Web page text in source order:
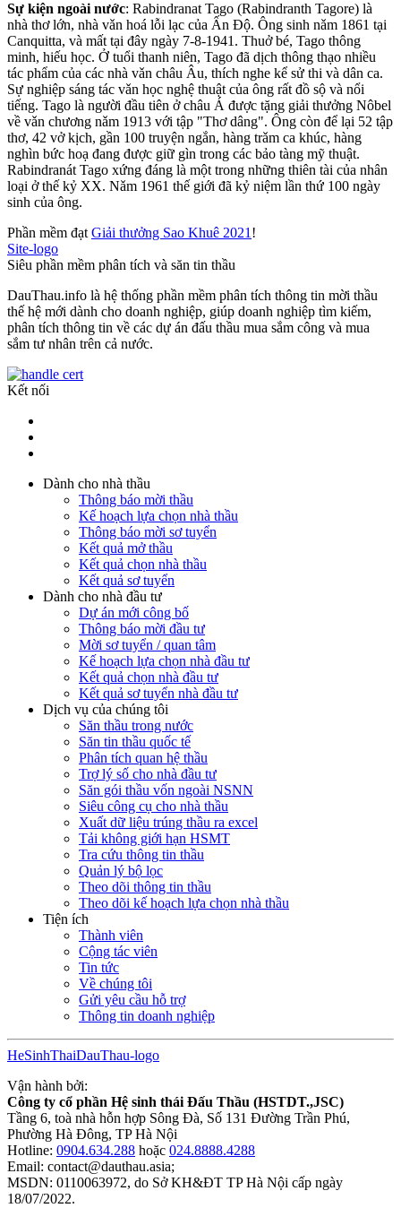
Sự kiện ngoài nước: Rabindranat Tago (Rabindranth Tagore) là
nhà thơ lớn, nhà vǎn hoá lỗi lạc của Ấn Độ. Ông sinh nǎm 1861 tại
Canquitta, và mất tại đây ngày 7-8-1941. Thuở bé, Tago thông
minh, hiếu học. Ở tuổi thanh niên, Tago đã dịch thông thạo nhiều
tác phẩm của các nhà vǎn châu Âu, thích nghe kể sử thi và dân ca.
Sự nghiệp sáng tác vǎn học nghệ thuật của ông rất đồ sộ và nổi
tiếng. Tago là người đầu tiên ở châu Á được tặng giải thưởng Nôbel
về vǎn chương nǎm 1913 với tập "Thơ dâng". Ông còn để lại 52 tập
thơ, 42 vở kịch, gần 100 truyện ngắn, hàng trǎm ca khúc, hàng
nghìn bức hoạ đang được giữ gìn trong các bảo tàng mỹ thuật.
Rabindranát Tago xứng đáng là một trong những thiên tài của nhân
loại ở thế kỷ XX. Nǎm 1961 thế giới đã kỷ niệm lần thứ 100 ngày
sinh của ông.
Phần mềm đạt Giải thưởng Sao Khuê 2021 !
Site-logo
Siêu phần mềm phân tích và săn tin thầu
DauThau.info là hệ thống phần mềm phân tích thông tin mời thầu
thế hệ mới dành cho doanh nghiệp, giúp doanh nghiệp tìm kiếm,
phân tích thông tin về các dự án đấu thầu mua sắm công và mua
sắm tư nhân trên cả nước.
Kết nối
Dành cho nhà thầu
Thông báo mời thầu
Kế hoạch lựa chọn nhà thầu
Thông báo mời sơ tuyển
Kết quả mở thầu
Kết quả chọn nhà thầu
Kết quả sơ tuyển
Dành cho nhà đầu tư
Dự án mới công bố
Thông báo mời đầu tư
Mời sơ tuyển / quan tâm
Kế hoạch lựa chọn nhà đầu tư
Kết quả chọn nhà đầu tư
Kết quả sơ tuyển nhà đầu tư
Dịch vụ của chúng tôi
Săn thầu trong nước
Săn tin thầu quốc tế
Phân tích quan hệ thầu
Trợ lý số cho nhà đầu tư
Săn gói thầu vốn ngoài NSNN
Siêu công cụ cho nhà thầu
Xuất dữ liệu trúng thầu ra excel
Tải không giới hạn HSMT
Tra cứu thông tin thầu
Quản lý bộ lọc
Theo dõi thông tin thầu
Theo dõi kế hoạch lựa chọn nhà thầu
Tiện ích
Thành viên
Cộng tác viên
Tin tức
Về chúng tôi
Gửi yêu cầu hỗ trợ
Thông tin doanh nghiệp
HeSinhThaiDauThau-logo
Vận hành bởi:
Công ty cổ phần Hệ sinh thái Đấu Thầu (HSTDT.,JSC)
Tầng 6, toà nhà hỗn hợp Sông Đà, Số 131 Đường Trần Phú,
Phường Hà Đông, TP Hà Nội
Hotline: 0904.634.288 hoặc 024.8888.4288
Email: contact@dauthau.asia;
MSDN: 0110063972, do Sở KH&ĐT TP Hà Nội cấp ngày
18/07/2022.